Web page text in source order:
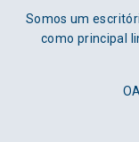
Somos um
como principal